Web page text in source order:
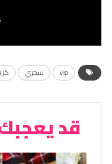
vip سحري
قد